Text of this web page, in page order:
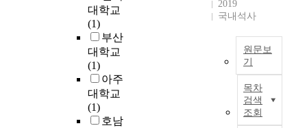
대학교
(1)
부산
대학교
(1)
아주
대학교
(1)
호남
2019
국내석사
원문보
기
목차
검색
조회